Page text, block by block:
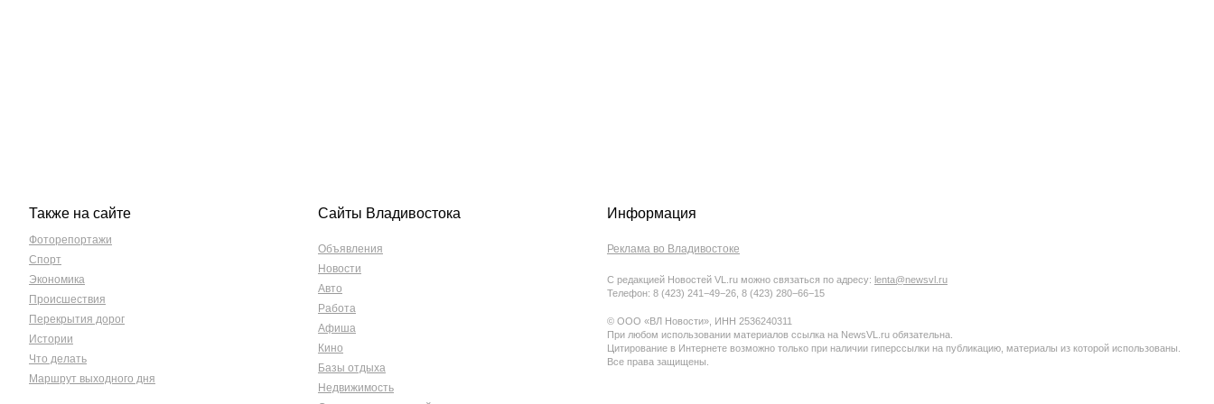
Также на сайте
Фоторепортажи
Спорт
Экономика
Происшествия
Перекрытия дорог
Истории
Что делать
Маршрут выходного дня
Сайты Владивостока
Объявления
Новости
Авто
Работа
Афиша
Кино
Базы отдыха
Недвижимость
Информация
Реклама во Владивостоке
С редакцией Новостей VL.ru можно связаться по адресу: lenta@newsvl.ru
Телефон: 8 (423) 241−49−26, 8 (423) 280−66−15
© ООО «ВЛ Новости», ИНН 2536240311
При любом использовании материалов ссылка на NewsVL.ru обязательна.
Цитирование в Интернете возможно только при наличии гиперссылки на публикацию, материалы из которой использованы.
Все права защищены.